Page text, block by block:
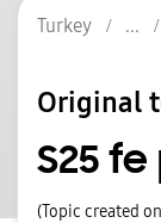
Turkey
Original
S25
(Topic created